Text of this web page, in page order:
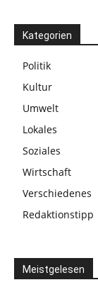
Kategorien
Politik
Kultur
Umwelt
Lokales
Soziales
Wirtschaft
Verschiedenes
Redaktionstipp
Meistgelesen